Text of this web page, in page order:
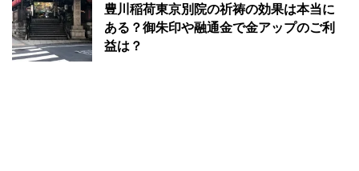
豊川稲荷東京別院の祈祷の効果は本当に
ある？御朱印や融通金で金アップのご利
益は？